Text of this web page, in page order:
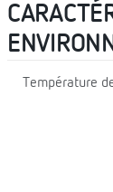
Température